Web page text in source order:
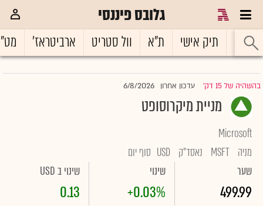
גלובס פיננסי
ראשי תיק אישי ת"א וול סטריט ארביטראז'
בהשהיה של 15 דק' |עדכון אחרון 6/8/2026
מניית מיקרוסופט
Microsoft
מניה MSFT נאסד"ק USD סוף יום
שער
499.99
שינוי
+0.03%
שינוי ב USD
0.13